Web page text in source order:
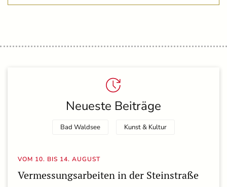
Neueste Beiträge
Bad Waldsee Kunst & Kultur
VOM 10. BIS 14. AUGUST
Vermessungsarbeiten in der Steinstraße